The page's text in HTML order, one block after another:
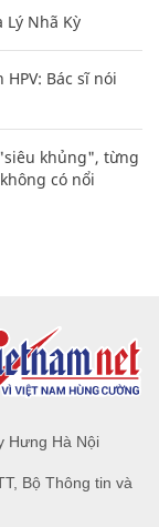
Nhã Kỳ
Bác sĩ nói
khủng", từng
có nổi
Hưng Hà Nội
Bộ Thông tin và